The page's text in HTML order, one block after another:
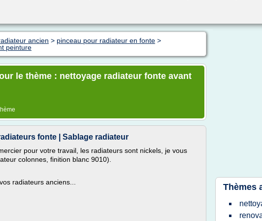
ancien > pinceau pour radiateur en fonte >
peinture
le thème : nettoyage radiateur fonte avant
fonte | Sablage radiateur
pour votre travail, les radiateurs sont nickels, je vous
colonnes, finition blanc 9010).
radiateurs anciens...
Thèmes